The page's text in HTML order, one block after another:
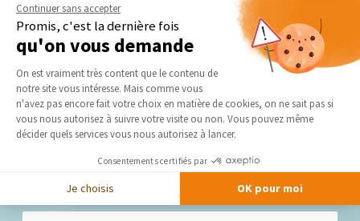
Nos derniers conseils et actus
Continuer sans accepter
Promis, c'est la dernière fois
qu'on vous demande
Plateforme de Gestion du
On est vraiment très content que le contenu de
notre site vous intéresse. Mais comme vous
n'avez pas encore fait votre choix en matière de cookies, on ne sait pas si
vous nous autorisez à suivre votre visite ou non. Vous pouvez même
décider quels services vous nous autorisez à lancer.
Consentements certifiés par
Je choisis OK pour moi
Axeptio consent